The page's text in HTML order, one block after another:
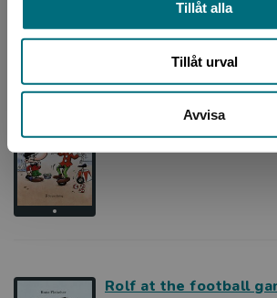
Tillåt alla
Tillåt urval
Avvisa
Rolf cyklar (e-bok)
Fleischer, Rune
Rolf at the football